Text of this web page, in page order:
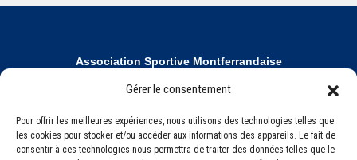
Gérer le consentement
Pour offrir les meilleures expériences, nous utilisons des technologies telles que
les cookies pour stocker et/ou accéder aux informations des appareils. Le fait de
consentir à ces technologies nous permettra de traiter des données telles que le
Association Sportive Montferrandaise
CS 80221 - 63021 Clermont-Ferrand Cedex 2
Téléphone:+33 (0) 4 51 11 00 20